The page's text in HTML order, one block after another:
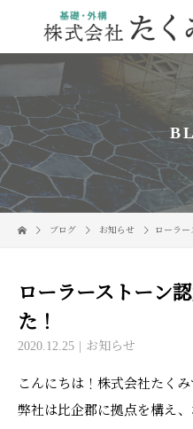
ブログ お知らせ ローラー
ローラーストーン
た！
2020.12.25 お知らせ
こんにちは！株式会社たくみ
弊社は比企郡に拠点を構え